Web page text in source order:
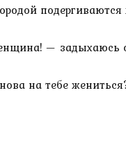
подергиваются
— задыхаюсь
на тебе